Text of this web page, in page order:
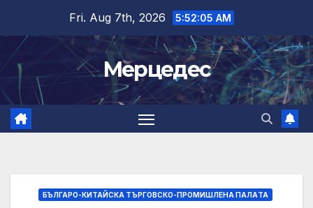
content
Fri. Aug 7th, 2026 5:52:06 AM
Мерцедес
БЪЛГАРО-КИТАЙСКА ТЪРГОВСКО-ПРОМИШЛЕНА ПАЛAТА